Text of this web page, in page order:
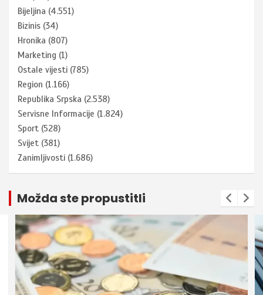
Bijeljina (4.551)
Bizinis (34)
Hronika (807)
Marketing (1)
Ostale vijesti (785)
Region (1.166)
Republika Srpska (2.538)
Servisne Informacije (1.824)
Sport (528)
Svijet (381)
Zanimljivosti (1.686)
Možda ste propustitli